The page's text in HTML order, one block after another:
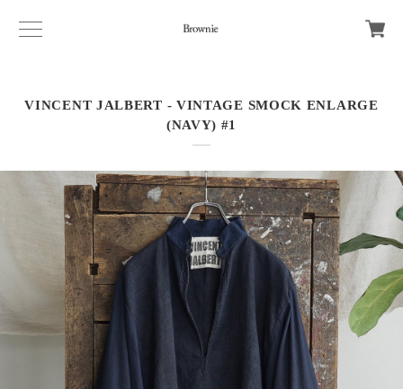
VINCENT JALBERT - VINTAGE SMOCK ENLARGE
(NAVY) #1